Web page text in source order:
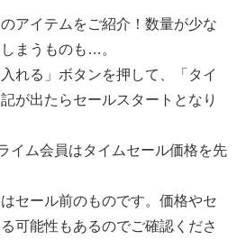
アイテムをご紹介！数量が少な
まうものも…。
れる」ボタンを押して、「タイ
が出たらセールスタートとなり
イム会員はタイムセール価格を先
セール前のものです。価格やセ
可能性もあるのでご確認くださ